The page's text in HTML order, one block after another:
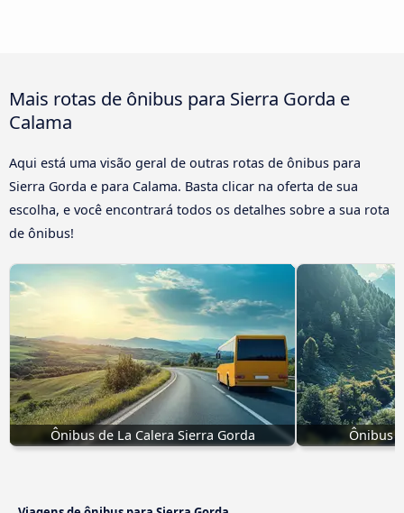
Mais rotas de ônibus para Sierra Gorda e
Calama
Aqui está uma visão geral de outras rotas de ônibus para
Sierra Gorda e para Calama. Basta clicar na oferta de sua
escolha, e você encontrará todos os detalhes sobre a sua rota
de ônibus!
Ônibus de La Calera Sierra Gorda Ônibus